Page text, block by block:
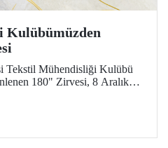
Kulübümüzden
Tekstil Mühendisliği Kulübü
180" Zirvesi, 8 Aralık
Konferans